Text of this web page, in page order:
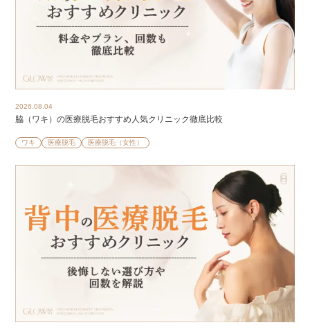
2026.08.04
脇（ワキ）の医療脱毛おすすめ人気クリニック徹底比較
ワキ 医療脱毛 医療脱毛（女性）